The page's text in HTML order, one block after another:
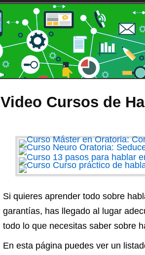
Video Cursos de
Si quieres aprender todo sobre
garantías, has llegado al lugar
todo lo que necesitas saber sobre
En esta página puedes ver un